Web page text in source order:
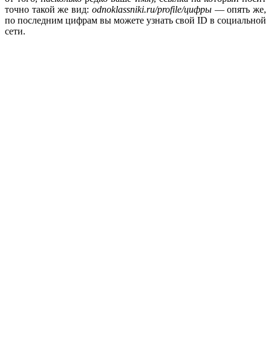
точно такой же вид: odnoklassniki.ru/profile/цифры— опять же,
по последним цифрам вы можете узнать свой ID в социальной
сети.